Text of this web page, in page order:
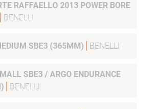
RAFFAELLO 2013 POWER BORE
BENELLI
SBE3 (365MM) BENELLI
SBE3 / ARGO ENDURANCE
BENELLI